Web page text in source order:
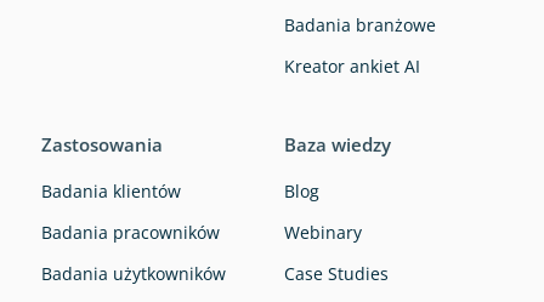
Badania branżowe
Kreator ankiet AI
Zastosowania
Badania klientów
Badania pracowników
Badania użytkowników
Baza wiedzy
Blog
Webinary
Case Studies